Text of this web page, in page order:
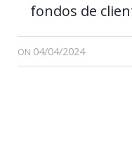
fondos de
ON 04/04/2024